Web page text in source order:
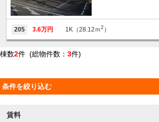
205 3.6万円 1K（28.12ｍ2 ）
棟数2件 (総物件数： 3件)
条件を絞り込む
賃料